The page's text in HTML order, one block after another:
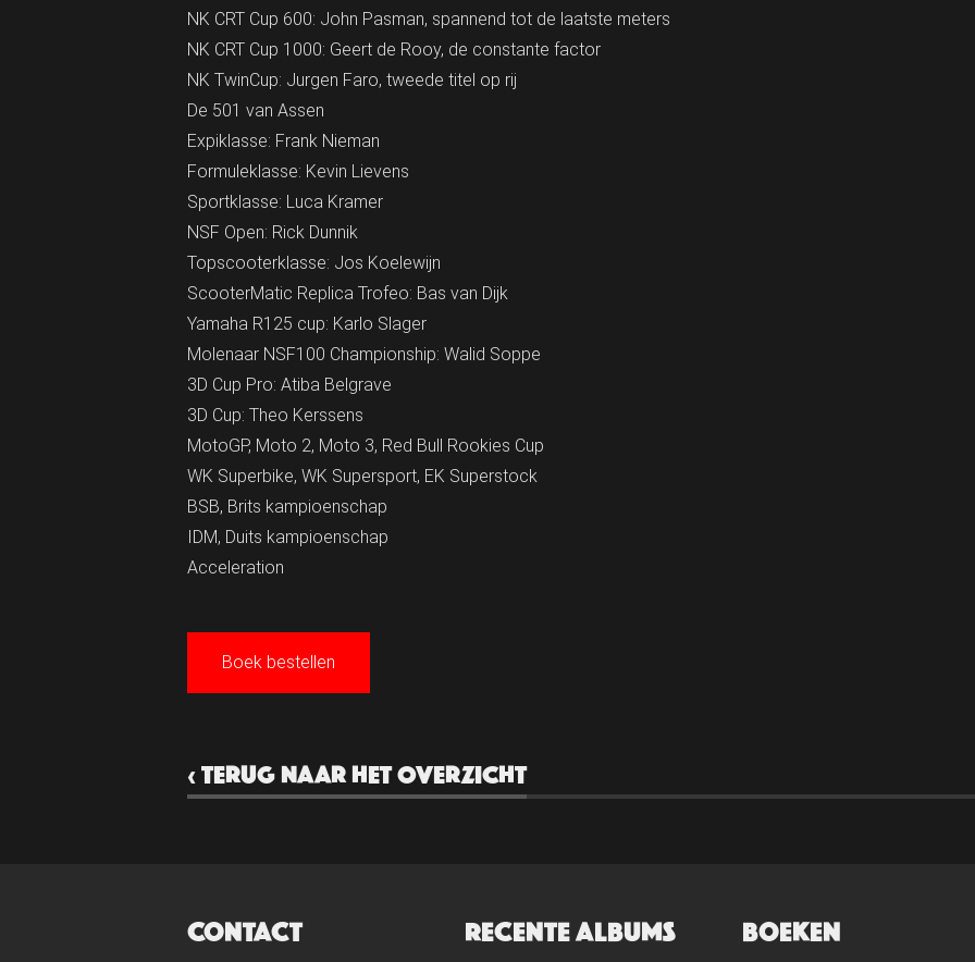
NK CRT Cup 600: John Pasman, spannend tot de laatste meters
NK CRT Cup 1000: Geert de Rooy, de constante factor
NK TwinCup: Jurgen Faro, tweede titel op rij
De 501 van Assen
Expiklasse: Frank Nieman
Formuleklasse: Kevin Lievens
Sportklasse: Luca Kramer
NSF Open: Rick Dunnik
Topscooterklasse: Jos Koelewijn
ScooterMatic Replica Trofeo: Bas van Dijk
Yamaha R125 cup: Karlo Slager
Molenaar NSF100 Championship: Walid Soppe
3D Cup Pro: Atiba Belgrave
3D Cup: Theo Kerssens
MotoGP, Moto 2, Moto 3, Red Bull Rookies Cup
WK Superbike, WK Supersport, EK Superstock
BSB, Brits kampioenschap
IDM, Duits kampioenschap
Acceleration
Boek bestellen
‹ TERUG NAAR HET OVERZICHT
CONTACT RECENTE ALBUMS BOEKEN